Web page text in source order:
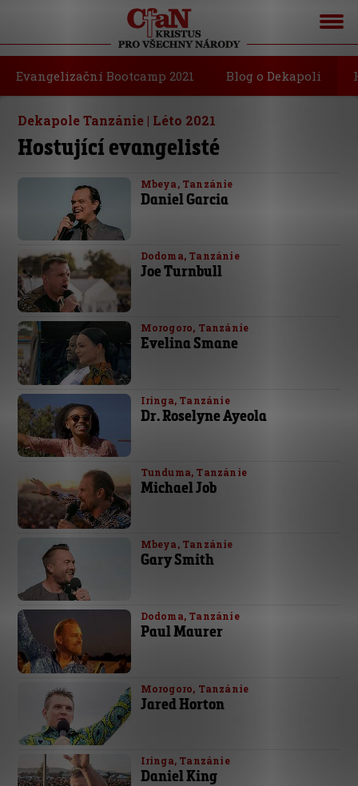
Evangelizační Bootcamp 2021 Blog o Dekapoli
Dekapole Tanzánie | Léto 2021
Hostující evangelisté
Mbeya, Tanzánie
Daniel Garcia
Dodoma, Tanzánie
Joe Turnbull
Morogoro, Tanzánie
Evelina Smane
Iringa, Tanzánie
Dr. Roselyne Ayeola
Tunduma, Tanzánie
Michael Job
Mbeya, Tanzánie
Gary Smith
Dodoma, Tanzánie
Paul Maurer
Morogoro, Tanzánie
Jared Horton
Iringa, Tanzánie
Daniel King